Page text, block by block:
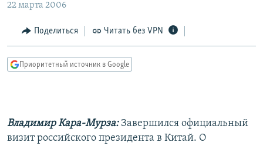
содержанию
Вернутся
главной
навигации
ЦИТАТЫ СВОБОДЫ
МНЕНИЯ
КУЛЬТУРА
IDEL.РЕАЛИИ
СИБИРЬ.РЕАЛИИ
22 марта 2006
Поделиться Читать без VPN
Приоритетный источник в Google
Владимир Кара-Мурза: Завершился официальный
визит российского президента в Китай. О